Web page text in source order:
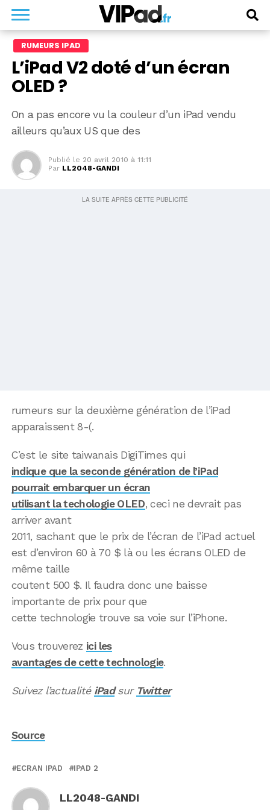
RUMEURS IPAD
L’iPad V2 doté d’un écran
OLED ?
On a pas encore vu la couleur d’un iPad vendu
ailleurs qu’aux US que des
Publié le 20 avril 2010 à 11:11
Par LL2048-GANDI
rumeurs sur la deuxième génération de l’iPad
apparaissent 8-(.
C’est le site taiwanais DigiTimes qui
indique que la seconde génération de l’iPad
pourrait embarquer un écran
utilisant la techologie OLED, ceci ne devrait pas
arriver avant
2011, sachant que le prix de l’écran de l’iPad actuel
est d’environ 60 à 70 $ là ou les écrans OLED de
même taille
coutent 500 $. Il faudra donc une baisse
importante de prix pour que
cette technologie trouve sa voie sur l’iPhone.
Vous trouverez ici les
avantages de cette technologie.
Suivez l’actualité iPadsur Twitter
Source
ECRAN IPAD IPAD 2
LL2048-GANDI